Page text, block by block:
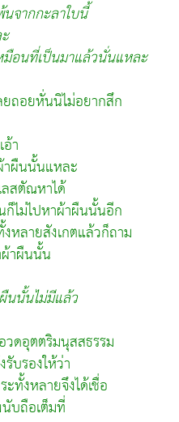
นจากกะลาใบนี้
มือนที่เป็นมาแล้วนั่นแหละ
ยถอยหั่นนิไม่อยากสึก
า
าผืนนั้นแหละ
สตัณหาได้
ไม่ไปหาผ้าผืนนั้นอีก
หลายสังเกตแล้วก็ถาม
ผ้าผืนนั้น
นนั้นไม่มีแล้ว
วดอุตตริมนุสสธรรม
บรองให้ว่า
ทั้งหลายจึงได้เชื่อ
บถือเต็มที่